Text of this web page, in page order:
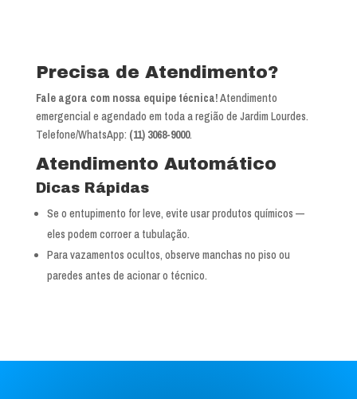
Precisa de Atendimento?
Fale agora com nossa equipe técnica!Atendimento
emergencial e agendado em toda a região de Jardim Lourdes.
Telefone/WhatsApp: (11) 3068-9000.
Atendimento Automático
Dicas Rápidas
Se o entupimento for leve, evite usar produtos químicos —
eles podem corroer a tubulação.
Para vazamentos ocultos, observe manchas no piso ou
paredes antes de acionar o técnico.